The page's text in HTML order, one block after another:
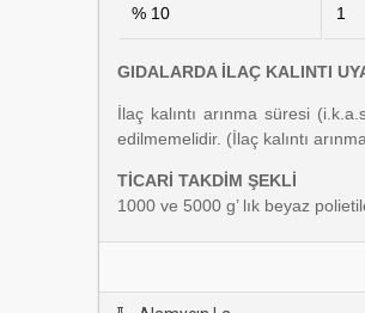
% 10 1
GIDALARDA İLAÇ KALINTI
İlaç kalıntı arınma süresi
edilmemelidir. (İlaç kalıntı
TİCARİ TAKDİM ŞEKLİ
1000 ve 5000 g’ lık beyaz